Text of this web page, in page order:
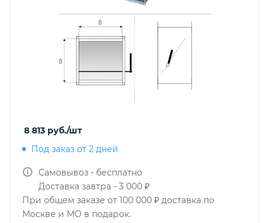
8 813 руб./шт
Под заказ от 2 дней
Самовывоз - бесплатно
Доставка завтра - 3 000 ₽
При общем заказе от 100 000 ₽ доставка по
Москве и МО в подарок.